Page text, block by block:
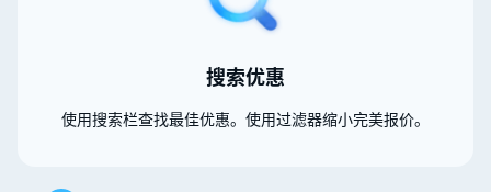
搜索优惠
使用搜索栏查找最佳优惠。使用过滤器缩小完美报价。